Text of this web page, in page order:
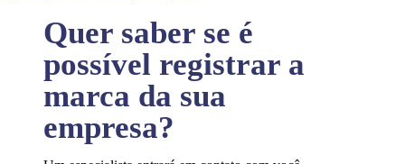
Quer saber se é
possível registrar a
marca da sua
empresa?